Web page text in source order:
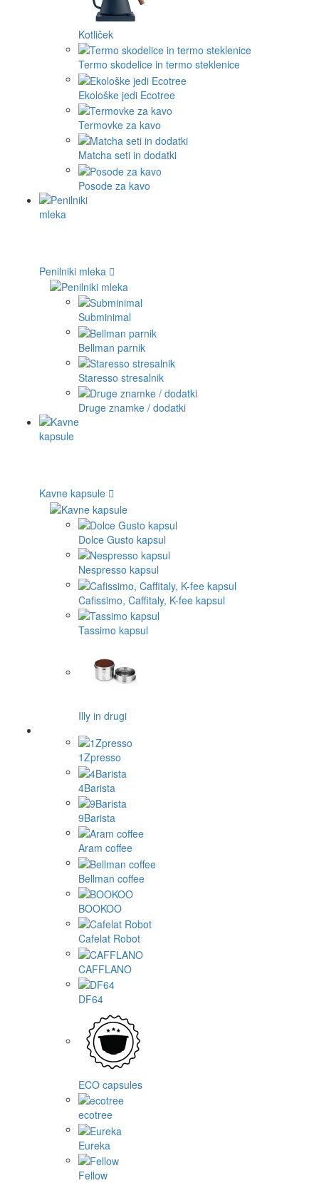
Kotliček
Termo skodelice in termo steklenice
Ekološke jedi Ecotree
Termovke za kavo
Matcha seti in dodatki
Posode za kavo
Penilniki mleka
Subminimal
Bellman parnik
Staresso stresalnik
Druge znamke / dodatki
Kavne kapsule
Dolce Gusto kapsul
Nespresso kapsul
Cafissimo, Caffitaly, K-fee kapsul
Tassimo kapsul
Illy in drugi
1Zpresso
4Barista
9Barista
Aram coffee
Bellman coffee
BOOKOO
Cafelat Robot
CAFFLANO
DF64
ECO capsules
ecotree
Eureka
Fellow